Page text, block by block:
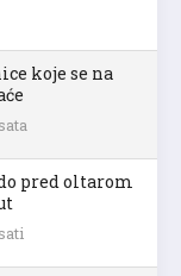
koje se na
pred oltarom